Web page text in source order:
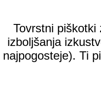
Tovrstni
izboljšanja
najpogosteje). Ti